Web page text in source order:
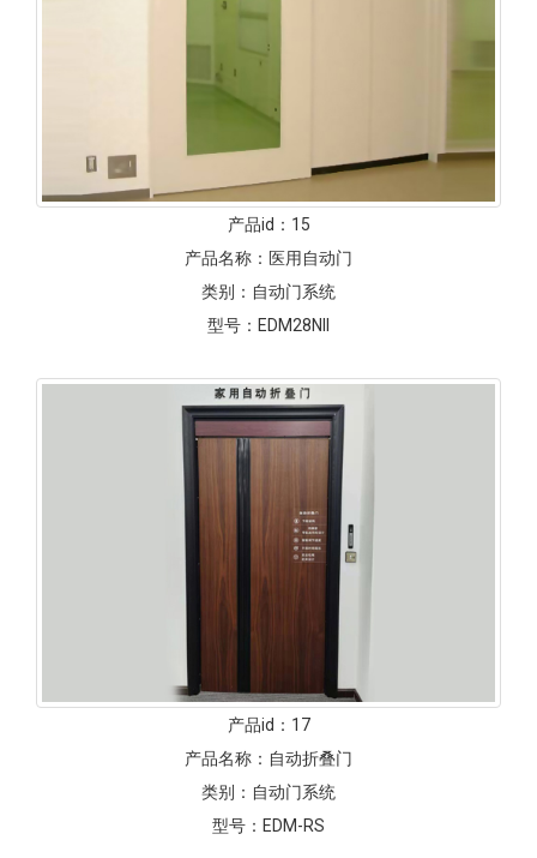
产品id： 15
产品名称： 医用自动门
类别： 自动门系统
型号： EDM28NII
产品id： 17
产品名称： 自动折叠门
类别： 自动门系统
型号： EDM-RS